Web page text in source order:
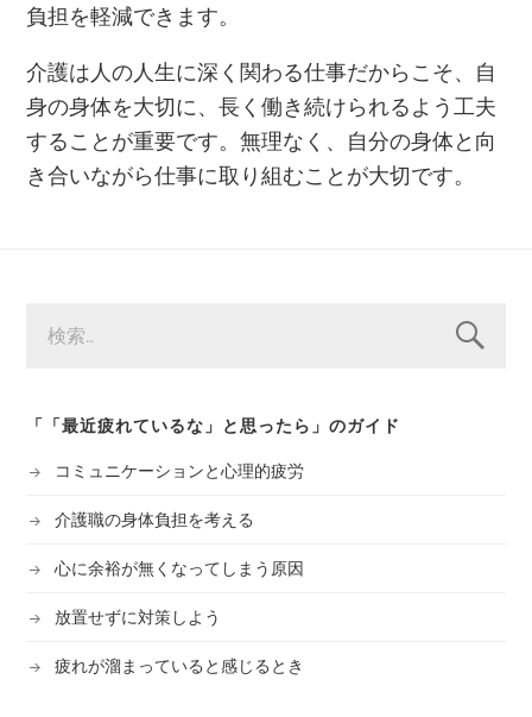
負担を軽減できます。
介護は人の人生に深く関わる仕事だからこそ、自
身の身体を大切に、長く働き続けられるよう工夫
することが重要です。無理なく、自分の身体と向
き合いながら仕事に取り組むことが大切です。
索:
「「最近疲れているな」と思ったら」のガイド
コミュニケーションと心理的疲労
介護職の身体負担を考える
心に余裕が無くなってしまう原因
放置せずに対策しよう
疲れが溜まっていると感じるとき